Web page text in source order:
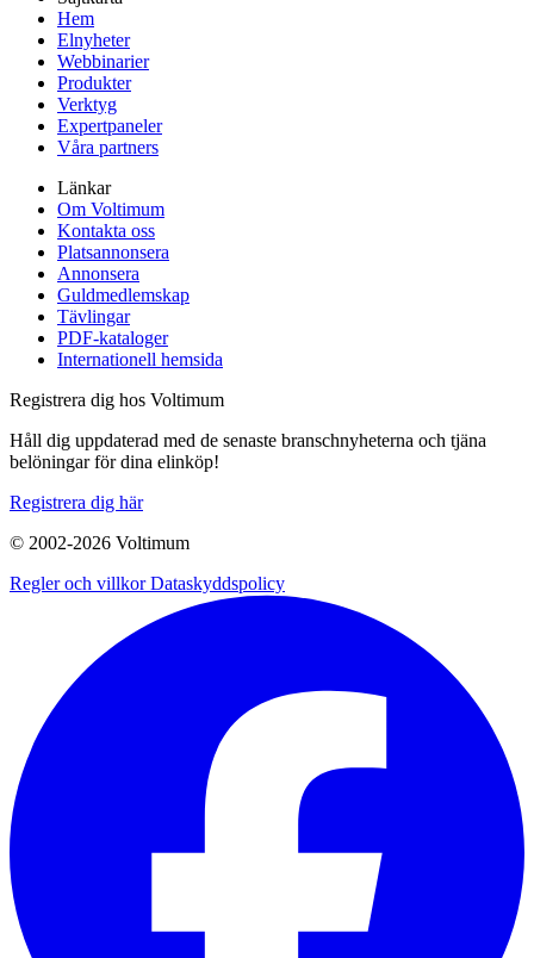
Hem
Elnyheter
Webbinarier
Produkter
Verktyg
Expertpaneler
Våra partners
Länkar
Om Voltimum
Kontakta oss
Platsannonsera
Annonsera
Guldmedlemskap
Tävlingar
PDF-kataloger
Internationell hemsida
Registrera dig hos Voltimum
Håll dig uppdaterad med de senaste branschnyheterna och tjäna
belöningar för dina elinköp!
Registrera dig här
© 2002-2026 Voltimum
Regler och villkorDataskyddspolicy